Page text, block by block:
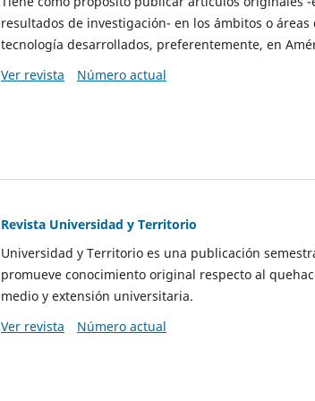
resultados de investigación- en los ámbitos o
tecnología desarrollados, preferentemente, en
Ver revista
Número actual
Revista Universidad y Territorio
Universidad y Territorio es una publicación
promueve conocimiento original respecto al
medio y extensión universitaria.
Ver revista
Número actual